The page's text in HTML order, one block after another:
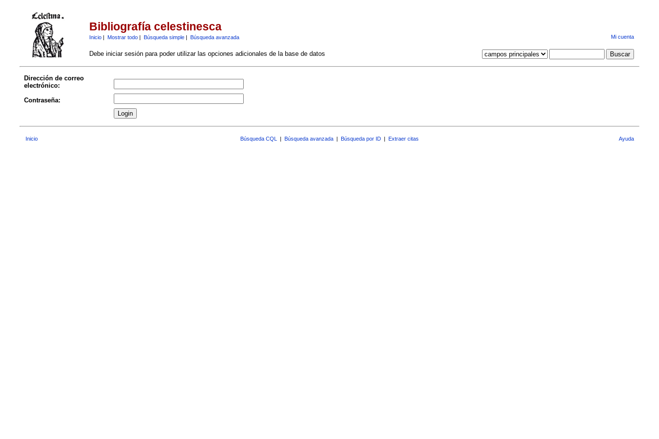
Bibliografía celestinesca
Inicio| Mostrar todo| Búsqueda simple| Búsqueda avanzada Mi cuenta
Debe iniciar sesión para poder utilizar las opciones adicionales de la base de datos
Dirección de correo
electrónico:
Contraseña:
Inicio Búsqueda CQL | Búsqueda avanzada | Búsqueda por ID | Extraer citas Ayuda